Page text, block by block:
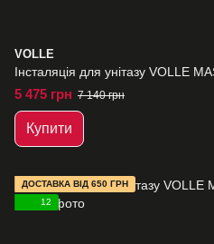
VOLLE
Інсталяція для унітазу VOLLE
5 475 грн 7 140 грн
Купити
ДОСТАВКА ВІД 650 ГРН
12